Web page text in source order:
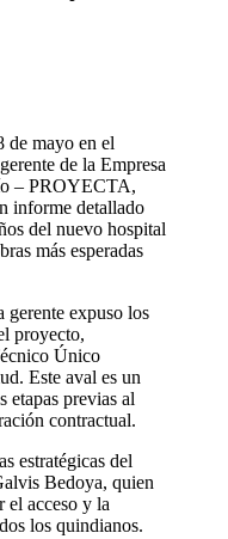
de mayo en el
de la Empresa
– PROYECTA,
informe detallado
del nuevo hospital
más esperadas
gerente expuso los
proyecto,
Único
Este aval es un
etapas previas al
contractual.
estratégicas del
Bedoya, quien
el acceso y la
los quindianos.